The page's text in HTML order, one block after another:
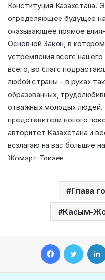
Конституция Казахстана.
определяющее будущее
оказывающее прямое
Основной Закон, в
устремления всего
всего, во благо
любой страны – в руках
образованных,
отважных молодых
представители нового
авторитет Казахстана и
возлагаю на вас большие
Жомарт Токаев.
Глава
Касым-